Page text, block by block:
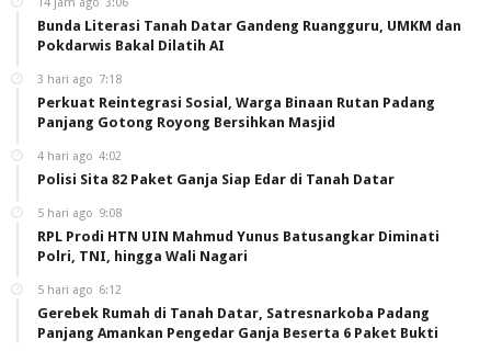
Bunda Literasi Tanah Datar Gandeng Ruangguru, UMKM dan
Pokdarwis Bakal Dilatih AI
3 hari ago 7:18
Perkuat Reintegrasi Sosial, Warga Binaan Rutan Padang
Panjang Gotong Royong Bersihkan Masjid
4 hari ago 4:02
Polisi Sita 82 Paket Ganja Siap Edar di Tanah Datar
5 hari ago 9:08
RPL Prodi HTN UIN Mahmud Yunus Batusangkar Diminati
Polri, TNI, hingga Wali Nagari
5 hari ago 6:12
Gerebek Rumah di Tanah Datar, Satresnarkoba Padang
Panjang Amankan Pengedar Ganja Beserta 6 Paket Bukti